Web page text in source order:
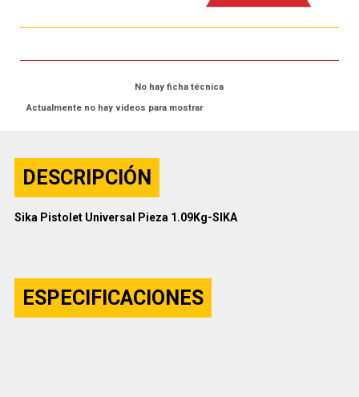
No hay ficha técnica
Actualmente no hay videos para mostrar
DESCRIPCIÓN
Sika Pistolet Universal Pieza 1.09Kg-SIKA
ESPECIFICACIONES